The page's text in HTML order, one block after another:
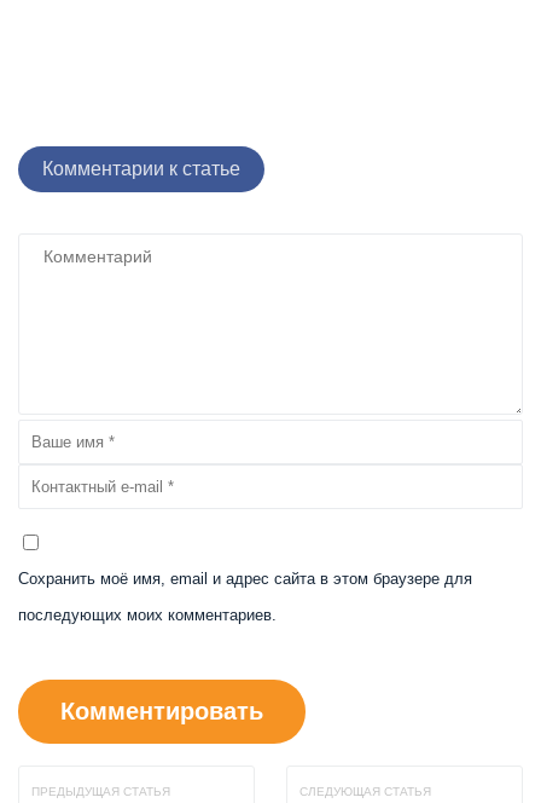
Комментарии к статье
Сохранить моё имя, email и адрес сайта в этом браузере для
последующих моих комментариев.
ПРЕДЫДУЩАЯ СТАТЬЯ СЛЕДУЮЩАЯ СТАТЬЯ